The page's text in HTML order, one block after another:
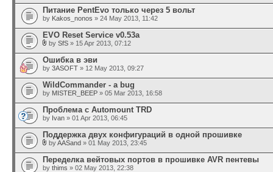
Питание PentEvo только через 5 вольт
by Kakos_nonos » 24 May 2013, 11:42
EVO Reset Service v0.53a
by SfS » 15 Apr 2013, 07:12
Ошибка в эви
by 3ASOFT » 12 May 2013, 09:27
WildCommander - a bug
by MISTER_BEEP » 05 Mar 2013, 16:58
Проблема с Automount TRD
by Ivan » 01 Apr 2013, 06:45
Поддержка двух конфигураций в одной прошивке
byAASand » 01 May 2013, 23:45
Переделка вейтовых портов в прошивке AVR пентевы
by thims » 02 May 2013, 22:38